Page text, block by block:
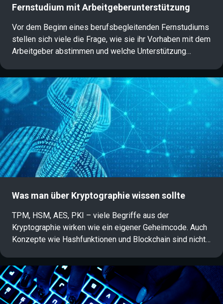
Fernstudium mit Arbeitgeberunterstützung
Vor dem Beginn eines berufsbegleitenden Fernstudiums
stellen sich viele die Frage, wie sie ihr Vorhaben mit dem
Arbeitgeber abstimmen und welche Unterstützung
Karriereentwicklung spielt die Förderung durch den
Arbeitgeber eine wichtige Rolle. In diesem Artikel haben
wir die wichtigsten Unterstützungsmöglichkeiten für ein
Fernstudium sowie zentrale Antworten auf häufige
Fragen übersichtlich zusammengestellt.
Was man über Kryptographie wissen sollte
TPM, HSM, AES, PKI – viele Begriffe aus der
Kryptographie wirken wie ein eigener Geheimcode. Auch
Konzepte wie Hashfunktionen und Blockchain sind nicht
einen verständlichen Überblick über die wichtigsten
Grundlagen der Kryptographie in der IT-Sicherheit und
erfahren, was sich hinter diesen Begriffen verbirgt.